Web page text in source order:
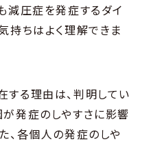
減圧症を発症するダイ
持ちはよく理解できま
る理由は、判明してい
発症のしやすさに影響
、各個人の発症のしや